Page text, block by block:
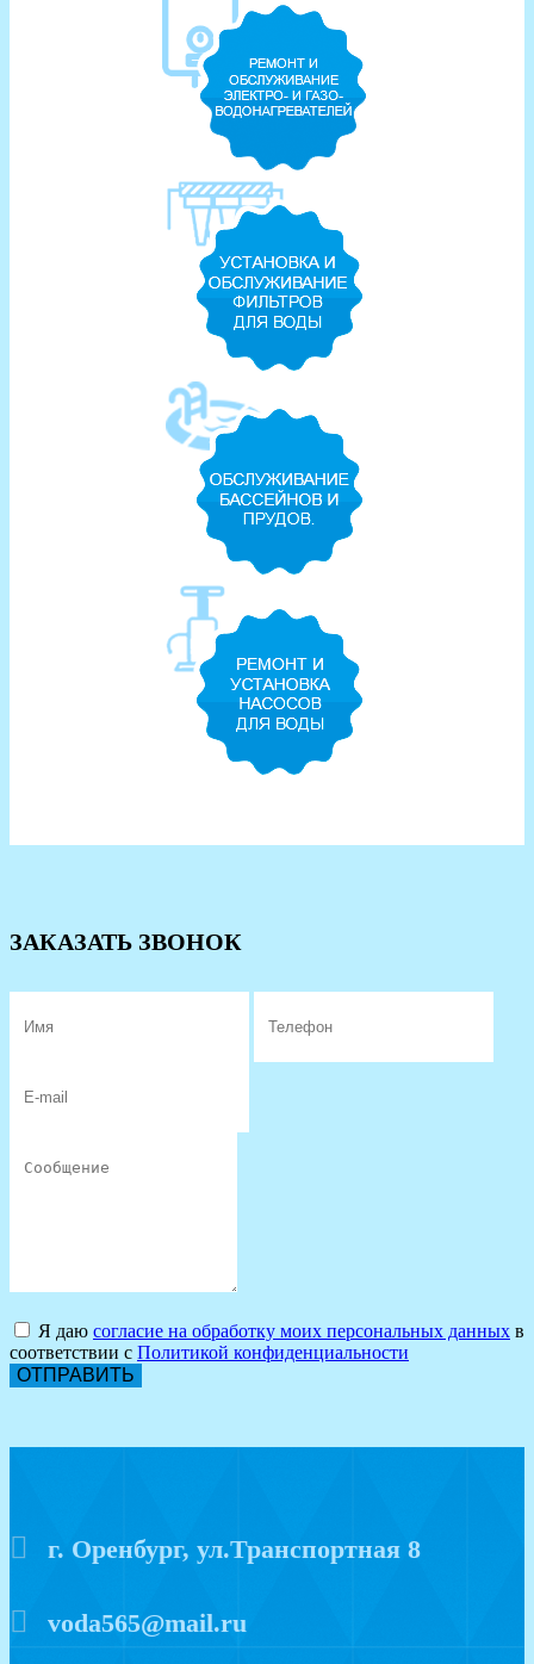
ЗАКАЗАТЬ ЗВОНОК
Я даю согласие на обработку моих персональных данных в
соответствии с Политикой конфиденциальности
ОТПРАВИТЬ
г. Оренбург, ул.Транспортная 8
voda565@mail.ru